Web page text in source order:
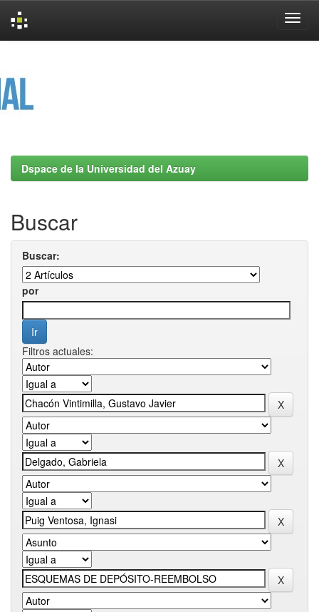
Dspace de la Universidad del Azuay
Buscar
Buscar:
por
Filtros actuales: